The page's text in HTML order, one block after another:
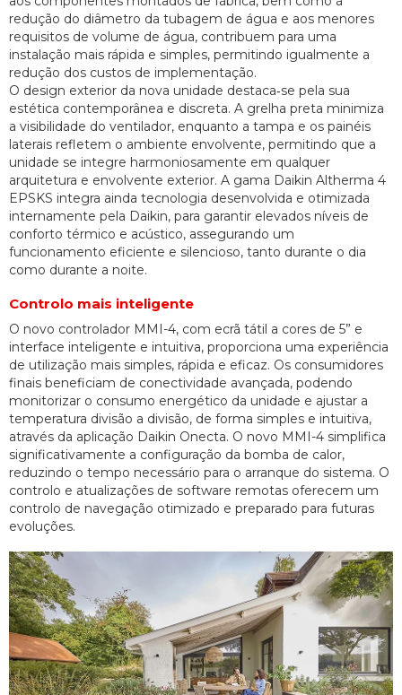
redução do diâmetro da tubagem de água e aos menores
requisitos de volume de água, contribuem para uma
instalação mais rápida e simples, permitindo igualmente a
redução dos custos de implementação.
O design exterior da nova unidade destaca‑se pela sua
estética contemporânea e discreta. A grelha preta minimiza
a visibilidade do ventilador, enquanto a tampa e os painéis
laterais refletem o ambiente envolvente, permitindo que a
unidade se integre harmoniosamente em qualquer
arquitetura e envolvente exterior. A gama Daikin Altherma 4
EPSKS integra ainda tecnologia desenvolvida e otimizada
internamente pela Daikin, para garantir elevados níveis de
conforto térmico e acústico, assegurando um
funcionamento eficiente e silencioso, tanto durante o dia
como durante a noite.
Controlo mais inteligente
O novo controlador MMI-4, com ecrã tátil a cores de 5” e
interface inteligente e intuitiva, proporciona uma experiência
de utilização mais simples, rápida e eficaz. Os consumidores
finais beneficiam de conectividade avançada, podendo
monitorizar o consumo energético da unidade e ajustar a
temperatura divisão a divisão, de forma simples e intuitiva,
através da aplicação Daikin Onecta. O novo MMI-4 simplifica
significativamente a configuração da bomba de calor,
reduzindo o tempo necessário para o arranque do sistema. O
controlo e atualizações de software remotas oferecem um
controlo de navegação otimizado e preparado para futuras
evoluções.